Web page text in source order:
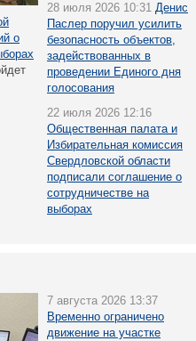
о
28 июля 2026 10:31 Денис
Паслер поручил усилить
безопасность объектов,
задействованных в
проведении Единого дня
голосования
22 июля 2026 12:16
Общественная палата и
Избирательная комиссия
Свердловской области
подписали соглашение о
сотрудничестве на
выборах
7 августа 2026 13:37
Временно ограничено
движение на участке